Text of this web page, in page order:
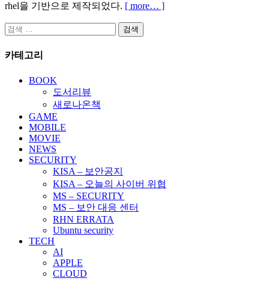
rhel을 기반으로 제작되었다. [ more… ]
검
카테고리
BOOK
도서리뷰
새로나온책
GAME
MOBILE
MOVIE
NEWS
SECURITY
KISA – 보안공지
KISA – 오늘의 사이버 위협
MS – SECURITY
MS – 보안 대응 센터
RHN ERRATA
Ubuntu security
TECH
AI
APPLE
CLOUD